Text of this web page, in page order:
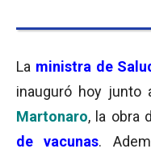
La ministra de
inauguró hoy junto
Martonaro, la obra
de vacunas.